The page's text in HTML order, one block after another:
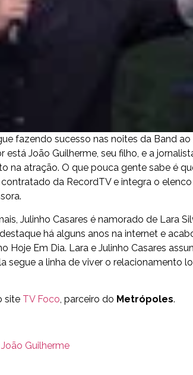
fazendo sucesso nas noites da Band
João Guilherme, seu filho, e a
na atração. O que pouca gente sabe é
da RecordTV e integra o
Julinho Casares é namorado de Lara
há alguns anos na internet e
Hoje Em Dia. Lara e Julinho Casares
segue a linha de viver o relacionamento
site TV Foco, parceiro do Metrópoles.